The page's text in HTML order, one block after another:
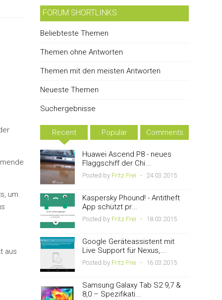
um
aus
FORUM SHORTLINKS
Beliebteste Themen
Themen ohne Antworten
Themen mit den meisten Antworten
Neueste Themen
Suchergebnisse
Recent Popular Comments
Huawei Ascend P8 - neues
Flaggschiff der Chi...
Posted by Fritz Frei - 24.03.2015
Kaspersky Phound! - Antitheft
App schützt pr...
Posted by Fritz Frei - 18.03.2015
Google Geräteassistent mit
Live Support für Nexus,...
Posted by Fritz Frei - 16.03.2015
Samsung Galaxy Tab S2 9,7 &
8,0 – Spezifikati...